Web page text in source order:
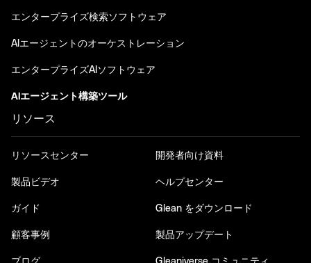
エンタープライズ検索ソフトウェア
AIエージェントのオーケストレーション
エンタープライズAIソフトウェア
AIエージェント構築ツール
リソース
リソースセンター
製品ビデオ
ガイド
顧客事例
開発者向け資料
ヘルプセンター
Glean をダウンロード
製品アップデート